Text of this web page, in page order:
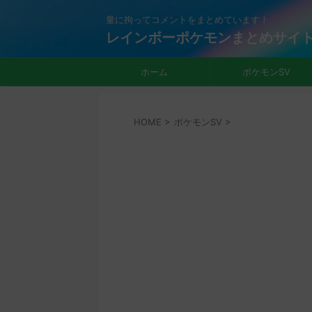
量に拘ってコメントをまとめています！
レインボーポケモンまとめサイ
ホーム ポケモンSV
HOME > ポケモンSV >